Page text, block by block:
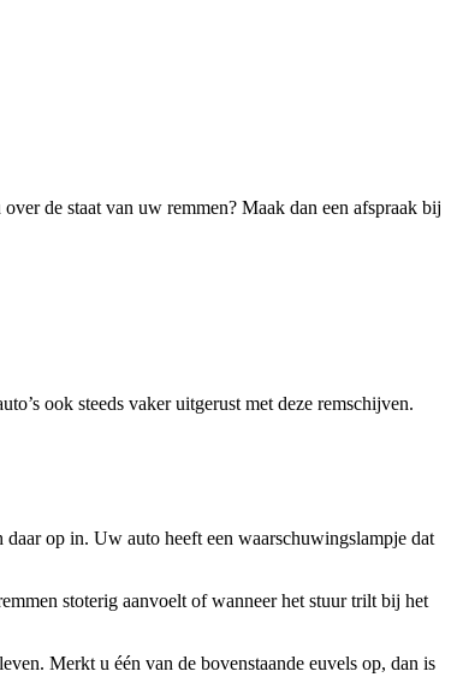
de staat van uw remmen? Maak dan een afspraak bij
ook steeds vaker uitgerust met deze remschijven.
op in. Uw auto heeft een waarschuwingslampje dat
stoterig aanvoelt of wanneer het stuur trilt bij het
Merkt u één van de bovenstaande euvels op, dan is